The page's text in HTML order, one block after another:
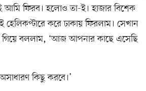
আমি ফিরব। হলোও তা-ই। হাজার বিশেক
করে ঢাকায় ফিরলাম। সেখান
গিয়ে বললাম, ‘আজ আপনার কাছে এসেছি
কিছু করবে।’